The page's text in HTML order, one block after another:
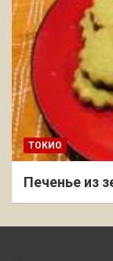
ТОКИО
Печенье из